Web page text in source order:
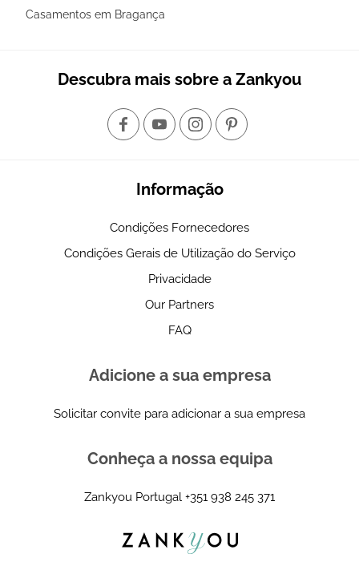
Casamentos em Bragança
Descubra mais sobre a Zankyou
Informação
Condições Fornecedores
Condições Gerais de Utilização do Serviço
Privacidade
Our Partners
FAQ
Adicione a sua empresa
Solicitar convite para adicionar a sua empresa
Conheça a nossa equipa
Zankyou Portugal +351 938 245 371